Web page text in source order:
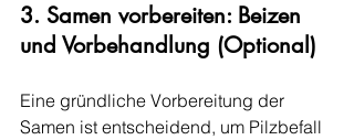
3. Samen vorbereiten: Beizen
und Vorbehandlung (Optional)
Eine gründliche Vorbereitung der
Samen ist entscheidend, um Pilzbefall